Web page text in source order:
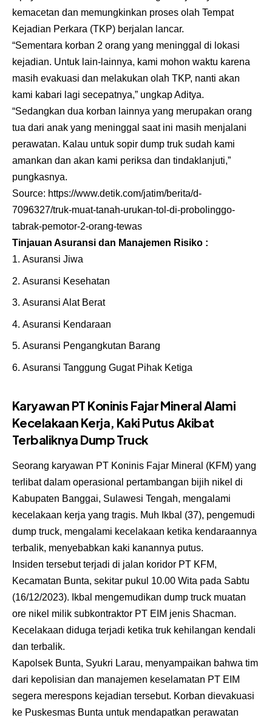
kemacetan dan memungkinkan proses olah Tempat
Kejadian Perkara (TKP) berjalan lancar.
“Sementara korban 2 orang yang meninggal di lokasi
kejadian. Untuk lain-lainnya, kami mohon waktu karena
masih evakuasi dan melakukan olah TKP, nanti akan
kami kabari lagi secepatnya,” ungkap Aditya.
“Sedangkan dua korban lainnya yang merupakan orang
tua dari anak yang meninggal saat ini masih menjalani
perawatan. Kalau untuk sopir dump truk sudah kami
amankan dan akan kami periksa dan tindaklanjuti,”
pungkasnya.
Source: https://www.detik.com/jatim/berita/d-
7096327/truk-muat-tanah-urukan-tol-di-probolinggo-
tabrak-pemotor-2-orang-tewas
Tinjauan Asuransi dan Manajemen Risiko :
Asuransi Jiwa
Asuransi Kesehatan
Asuransi Alat Berat
Asuransi Kendaraan
Asuransi Pengangkutan Barang
Asuransi Tanggung Gugat Pihak Ketiga
Karyawan PT Koninis Fajar Mineral Alami
Kecelakaan Kerja, Kaki Putus Akibat
Terbaliknya Dump Truck
Seorang karyawan PT Koninis Fajar Mineral (KFM) yang
terlibat dalam operasional pertambangan bijih nikel di
Kabupaten Banggai, Sulawesi Tengah, mengalami
kecelakaan kerja yang tragis. Muh Ikbal (37), pengemudi
dump truck, mengalami kecelakaan ketika kendaraannya
terbalik, menyebabkan kaki kanannya putus.
Insiden tersebut terjadi di jalan koridor PT KFM,
Kecamatan Bunta, sekitar pukul 10.00 Wita pada Sabtu
(16/12/2023). Ikbal mengemudikan dump truck muatan
ore nikel milik subkontraktor PT EIM jenis Shacman.
Kecelakaan diduga terjadi ketika truk kehilangan kendali
dan terbalik.
Kapolsek Bunta, Syukri Larau, menyampaikan bahwa tim
dari kepolisian dan manajemen keselamatan PT EIM
segera merespons kejadian tersebut. Korban dievakuasi
ke Puskesmas Bunta untuk mendapatkan perawatan